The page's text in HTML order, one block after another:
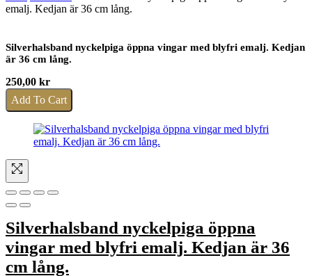
emalj. Kedjan är 36 cm lång.
Silverhalsband nyckelpiga öppna vingar med blyfri emalj. Kedjan
är 36 cm lång.
250,00 kr
Add To Cart
Silverhalsband nyckelpiga öppna
vingar med blyfri emalj. Kedjan är 36
cm lång.